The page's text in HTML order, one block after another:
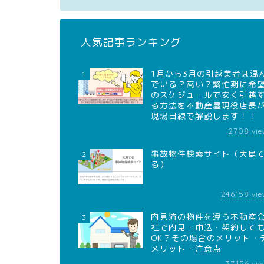
人気記事ランキング
1
1月から3月の引越業者は混
でいる？高い？繁忙期に希望
のスケジュールで安く引越す
る方法を不動産屋現役店長が
現場目線で解説します！！
2708
2
事故物件検索サイト（大島て
る）
246158
3
内見済の物件を違う不動産会
社で内見・申込・契約しても
OK？その場合のメリット・
メリット・注意点